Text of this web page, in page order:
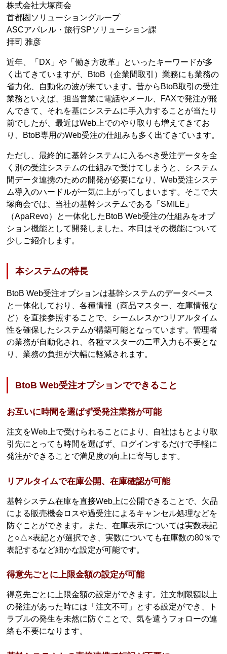
株式会社大塚商会
首都圏ソリューショングループ
ASCアパレル・旅行SPソリューション課
拝司 雅彦
近年、「DX」や「働き方改革」といったキーワードが多
く出てきていますが、BtoB（企業間取引）業務にも業務の
省力化、自動化の波が来ています。昔からBtoB取引の受注
業務といえば、担当営業に電話やメール、FAXで発注が飛
んできて、それを基にシステムに手入力することが当たり
前でしたが、最近はWeb上でのやり取りも増えてきてお
り、BtoB専用のWeb受注の仕組みも多く出てきています。
ただし、最終的に基幹システムに入るべき受注データを全
く別の受注システムの仕組みで受けてしまうと、システム
間データ連携のための開発が必要になり、Web受注システ
ム導入のハードルが一気に上がってしまいます。そこで大
塚商会では、当社の基幹システムである「SMILE」
（ApaRevo）と一体化したBtoB Web受注の仕組みをオプ
ション機能として開発しました。本日はその機能について
少しご紹介します。
本システムの特長
BtoB Web受注オプションは基幹システムのデータベース
と一体化しており、各種情報（商品マスター、在庫情報な
ど）を直接参照することで、シームレスかつリアルタイム
性を確保したシステムが構築可能となっています。管理者
の業務が自動化され、各種マスターの二重入力も不要とな
り、業務の負担が大幅に軽減されます。
BtoB Web受注オプションでできること
お互いに時間を選ばず受発注業務が可能
注文をWeb上で受けられることにより、自社はもとより取
引先にとっても時間を選ばず、ログインするだけで手軽に
発注ができることで満足度の向上に寄与します。
リアルタイムで在庫公開、在庫確認が可能
基幹システム在庫を直接Web上に公開できることで、欠品
による販売機会ロスや過受注によるキャンセル処理などを
防ぐことができます。また、在庫表示については実数表記
と○△×表記とが選択でき、実数についても在庫数の80％で
表記するなど細かな設定が可能です。
得意先ごとに上限金額の設定が可能
得意先ごとに上限金額の設定ができます。注文制限額以上
の発注があった時には「注文不可」とする設定ができ、ト
ラブルの発生を未然に防ぐことで、気を遣うフォローの連
絡も不要になります。